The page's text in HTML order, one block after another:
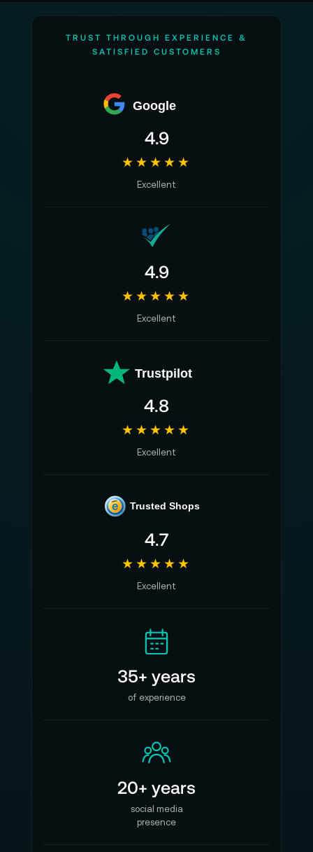
TRUST THROUGH EXPERIENCE &
SATISFIED CUSTOMERS
Google
4.9
★★★★★
Excellent
4.9
★★★★★
Excellent
Trustpilot
4.8
★★★★★
Excellent
e Trusted Shops
4.7
★★★★★
Excellent
35+ years
of experience
20+ years
social media
presence